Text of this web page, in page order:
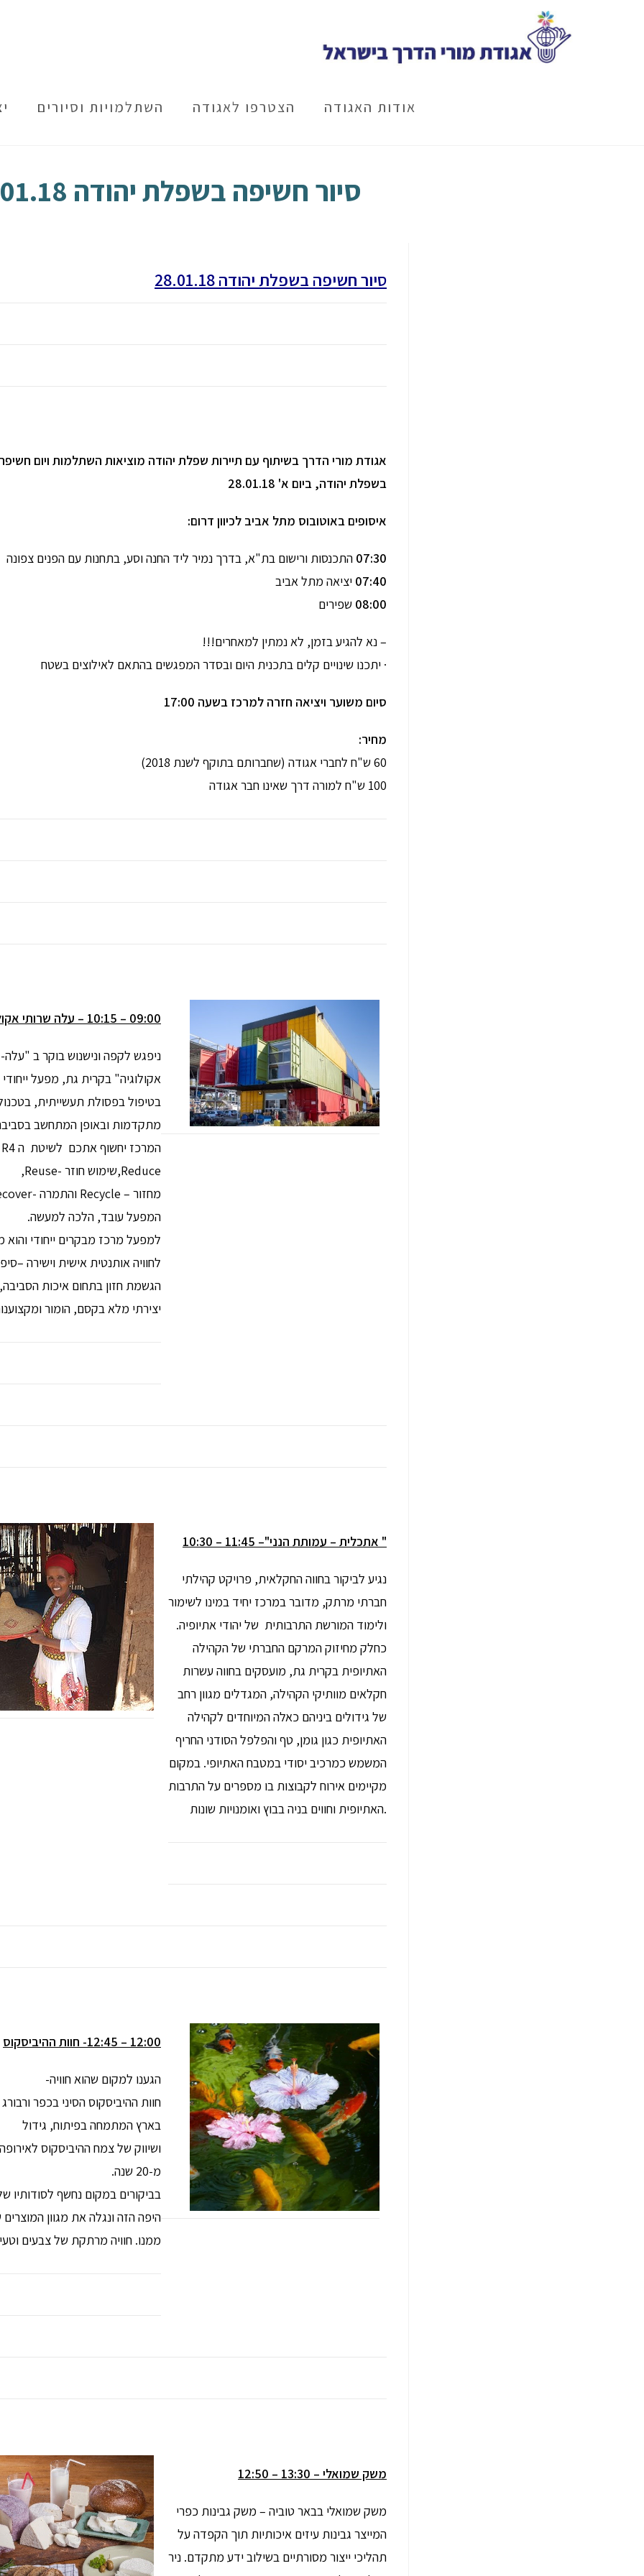
אודות האגודה הצטרפו לאגודה השתלמויות וסיורים
סיור חשיפה בשפלת יהודה 28.01.18
סיור חשיפה בשפלת יהודה 28.01.18
אגודת מורי הדרך בשיתוף עם תיירות שפלת יהודה​ מוציאות ​השתלמות​ ויום
בשפלת יהודה, ביום א' 28.01.18
איסופים באוטובוס מתל אביב לכיוון דרום:
07:30 התכנסות ורישום בת"א, בדרך נמיר ליד החנה וסע, בתחנות עם הפנים צפונה​
07:40 יציאה מתל אביב
08:00 שפירים
– נא להגיע בזמן, לא נמתין למאחרים!!!
· יתכנו שינויים קלים בתכנית היום ובסדר המפגשים בהתאם לאילוצים בשטח
סיום משוער ויציאה חזרה למרכז בשעה 17:00
מחיר:
60 ש"ח לחברי אגודה (שחברותם בתוקף לשנת 2018)
100 ש"ח למורה דרך שאינו חבר אגודה
09:00 – 10:15 – עלה שרותי אקולוגיה
ניפגש לקפה ונישנוש בוקר ב
אקולוגיה" בקרית גת, מפעל
בטיפול בפסולת תעשייתית,
מתקדמות ובאופן המתחשב
Reduce,שימוש חוזר -Reuse,
המפעל עובד, הלכה למעשה.
למפעל מרכז מבקרים ייחודי והוא
לחוויה אותנטית אישית וישירה
הגשמת חזון בתחום איכות
יצירתי מלא בקסם, הומור
10:30 – 11:45 –"אתכלית – עמותת הנני "
נגיע לביקור בחווה החקלאית, פרויקט קהילתי
חברתי מרתק, מדובר במרכז יחיד במינו לשימור
ולימוד המורשת התרבותית של יהודי אתיופיה.
כחלק מחיזוק המרקם החברתי של הקהילה
האתיופית בקרית גת, מועסקים בחווה עשרות
חקלאים מוותיקי הקהילה, המגדלים מגוון רחב
של גידולים ביניהם כאלה המיוחדים לקהילה
האתיופית כגון גומן, טף והפלפל הסודני החריף
המשמש כמרכיב יסודי במטבח האתיופי. במקום
מקיימים אירוח לקבוצות בו מספרים על התרבות
האתיופית וחווים בניה בבוץ ואומנויות שונות.
12:00 – 12:45- חוות ההיביסקוס
הגענו למקום שהוא חוויה-
חוות ההיביסקוס הסיני בכפר
בארץ המתמחה בפיתוח, גידול
ושיווק של צמח ההיביסקוס
מ-20 שנה.
בביקורים במקום נחשף לסודותיו
היפה הזה ונגלה את מגוון המוצרים
ממנו. חוויה מרתקת של צבעים
12:50 – 13:30 – משק שמואלי
משק שמואלי בבאר טוביה – משק גבינות כפרי
המייצר גבינות עיזים איכותיות תוך הקפדה על
תהליכי ייצור מסורתיים בשילוב ידע מתקדם. ניר